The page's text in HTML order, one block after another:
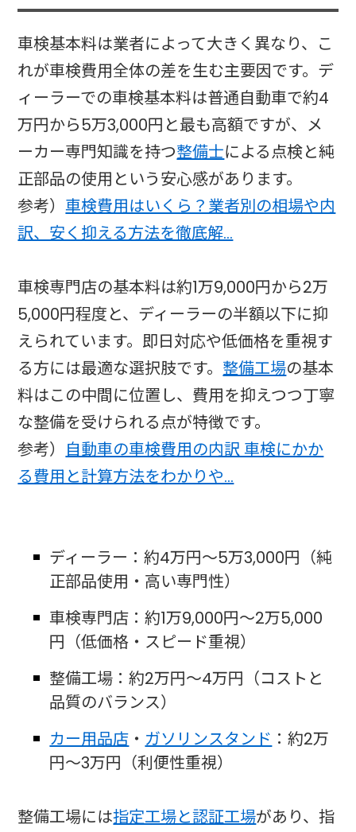
車検基本料は業者によって大きく異なり、こ
れが車検費用全体の差を生む主要因です。デ
ィーラーでの車検基本料は普通自動車で約4
万円から5万3,000円と最も高額ですが、メ
ーカー専門知識を持つ整備士による点検と純
正部品の使用という安心感があります。
参考）車検費用はいくら？業者別の相場や内
訳、安く抑える方法を徹底解…
車検専門店の基本料は約1万9,000円から2万
5,000円程度と、ディーラーの半額以下に抑
えられています。即日対応や低価格を重視す
る方には最適な選択肢です。 整備工場の基本
料はこの中間に位置し、費用を抑えつつ丁寧
な整備を受けられる点が特徴です。
参考） 自動車の車検費用の内訳 車検にかか
る費用と計算方法をわかりや…
ディーラー：約4万円～5万3,000円（純
正部品使用・高い専門性）
車検専門店：約1万9,000円～2万5,000
円（低価格・スピード重視）
整備工場：約2万円～4万円（コストと
品質のバランス）
カー用品店 ・ ガソリンスタンド ：約2万
円～3万円（利便性重視）
整備工場には指定工場と認証工場があり、指